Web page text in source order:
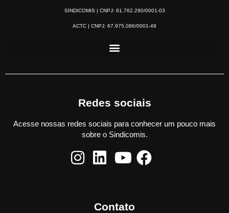
SINDICOMIS | CNPJ: 61.762.290/0001-03
ACTC | CNPJ: 67.975.086/0001-49
Redes sociais
Acesse nossas redes sociais para conhecer um pouco mais
sobre o Sindicomis.
Contato